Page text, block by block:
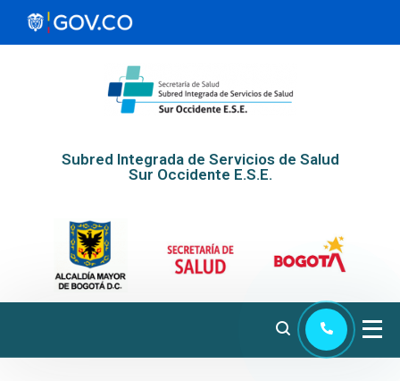
Subred Integrada de Servicios de Salud
Sur Occidente E.S.E.